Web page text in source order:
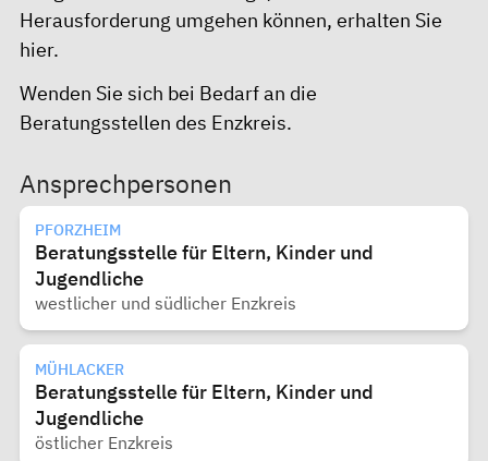
Herausforderung umgehen können, erhalten Sie
hier.
Wenden Sie sich bei Bedarf an die
Beratungsstellen des Enzkreis.
Ansprechpersonen
PFORZHEIM
Beratungsstelle für Eltern, Kinder und
Jugendliche
westlicher und südlicher Enzkreis
MÜHLACKER
Beratungsstelle für Eltern, Kinder und
Jugendliche
östlicher Enzkreis